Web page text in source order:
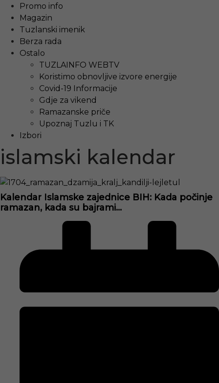
Promo info
Magazin
Tuzlanski imenik
Berza rada
Ostalo
TUZLAINFO WEBTV
Koristimo obnovljive izvore energije
Covid-19 Informacije
Gdje za vikend
Ramazanske priče
Upoznaj Tuzlu i TK
Izbori
islamski kalendar
Kalendar Islamske zajednice BIH: Kada počinje
ramazan, kada su bajrami…